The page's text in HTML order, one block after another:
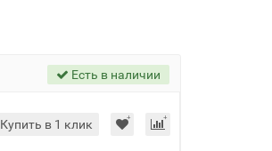
Есть в наличии
Купить в 1 клик